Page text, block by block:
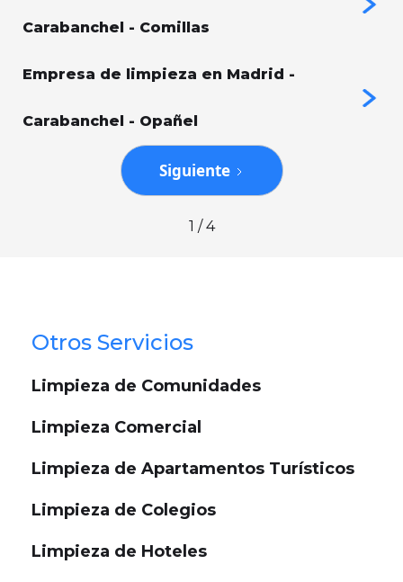
Carabanchel - Comillas
Empresa de limpieza en Madrid -
Carabanchel - Opañel
Siguiente
1 / 4
Otros Servicios
Limpieza de Comunidades
Limpieza Comercial
Limpieza de Apartamentos Turísticos
Limpieza de Colegios
Limpieza de Hoteles